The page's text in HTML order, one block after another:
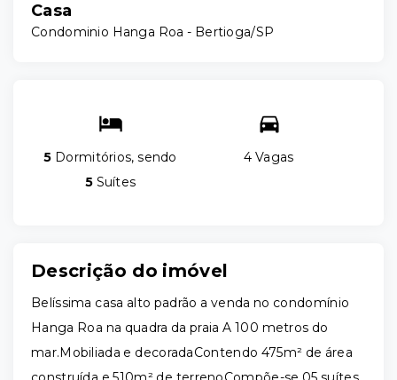
Casa
Condominio Hanga Roa - Bertioga/SP
5 Dormitórios, sendo
5Suítes
4 Vagas
Descrição do imóvel
Belíssima casa alto padrão a venda no condomínio
Hanga Roa na quadra da praia A 100 metros do
mar.Mobiliada e decoradaContendo 475m² de área